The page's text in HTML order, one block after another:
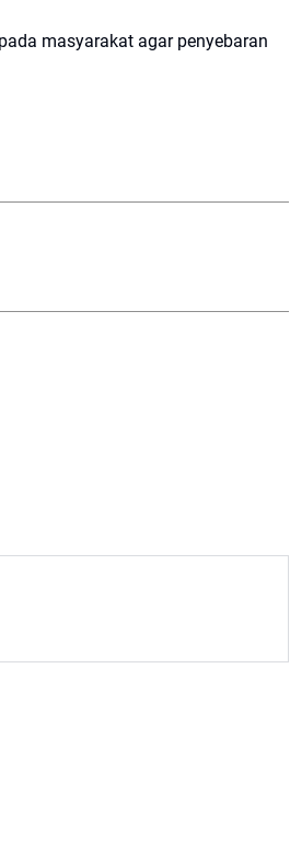
masyarakat agar penyebaran